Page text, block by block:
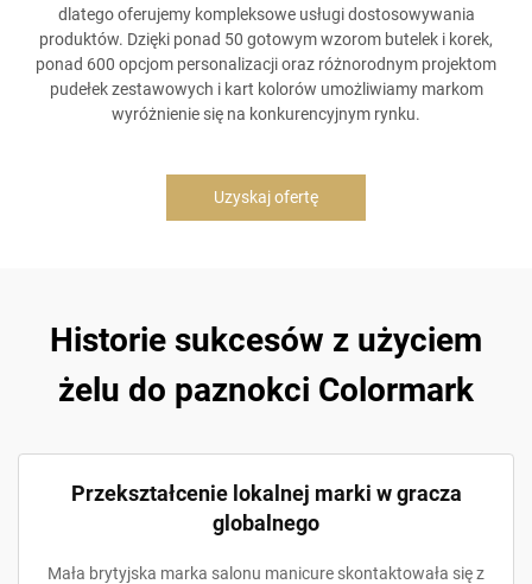
dlatego oferujemy kompleksowe usługi dostosowywania
produktów. Dzięki ponad 50 gotowym wzorom butelek i korek,
ponad 600 opcjom personalizacji oraz różnorodnym projektom
pudełek zestawowych i kart kolorów umożliwiamy markom
wyróżnienie się na konkurencyjnym rynku.
Uzyskaj ofertę
Historie sukcesów z użyciem
żelu do paznokci Colormark
Przekształcenie lokalnej marki w gracza
globalnego
Mała brytyjska marka salonu manicure skontaktowała się z